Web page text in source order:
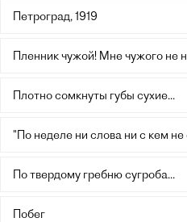
Петроград, 1919
Пленник чужой! Мне чужого не
Плотно сомкнуты губы сухие...
"По неделе ни слова ни с кем не
По твердому гребню сугроба...
Побег